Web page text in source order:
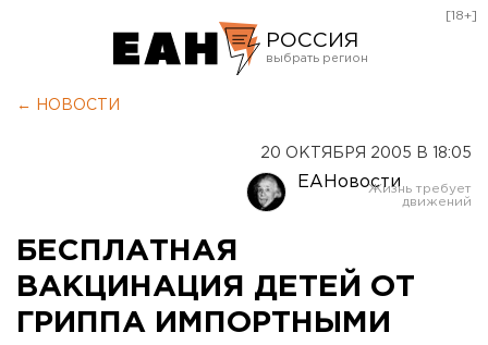
РОССИЯ
Оренбург
[18+]
← НОВОСТИ
20 ОКТЯБРЯ 2005 В 18:05
ЕАНовости
БЕСПЛАТНАЯ
ВАКЦИНАЦИЯ ДЕТЕЙ ОТ
ГРИППА ИМПОРТНЫМИ